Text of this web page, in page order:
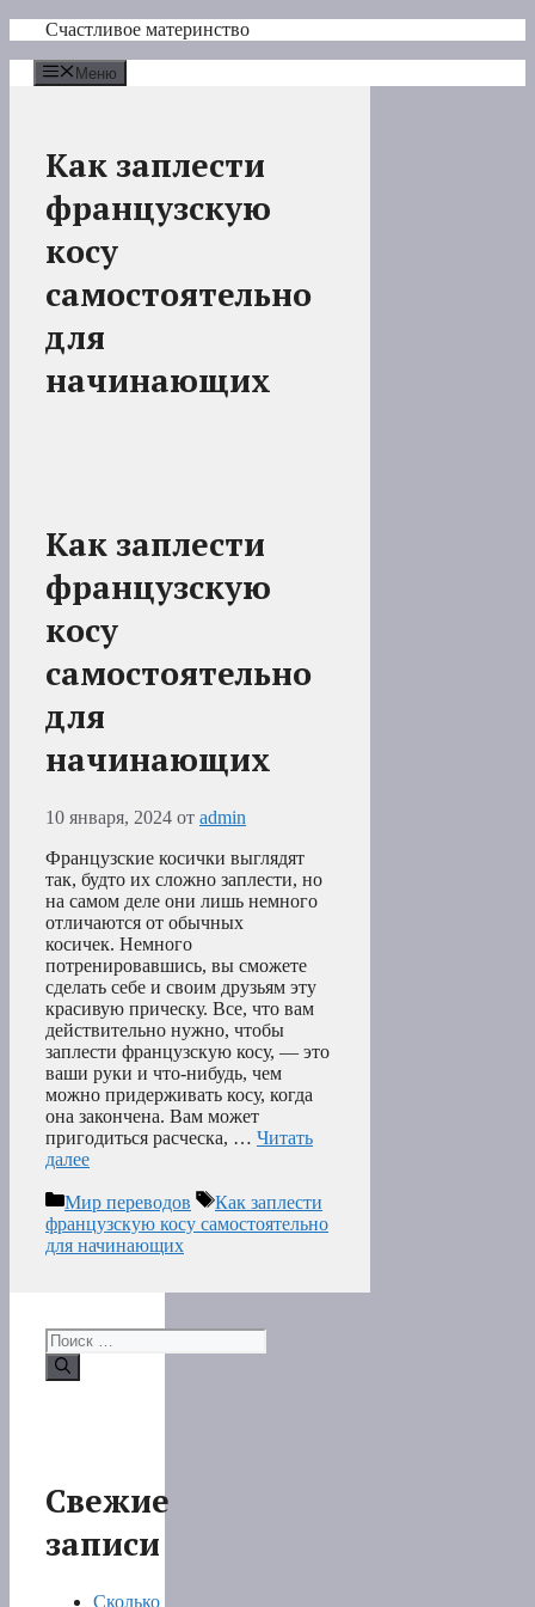
Перейти
содержимому
Счастливое материнство
Меню
Как заплести
французскую
косу
самостоятельно
для
начинающих
Как заплести
французскую
косу
самостоятельно
для
начинающих
10 января, 2024 от admin
Французские косички выглядят
так, будто их сложно заплести, но
на самом деле они лишь немного
отличаются от обычных
косичек. Немного
потренировавшись, вы сможете
сделать себе и своим друзьям эту
красивую прическу. Все, что вам
действительно нужно, чтобы
заплести французскую косу, — это
ваши руки и что-нибудь, чем
можно придерживать косу, когда
она закончена. Вам может
пригодиться расческа, … Читать
далее
Рубрики
Мир переводов Метки
Как заплести
французскую косу самостоятельно
для начинающих
Поиск:
Свежие
записи
Сколько